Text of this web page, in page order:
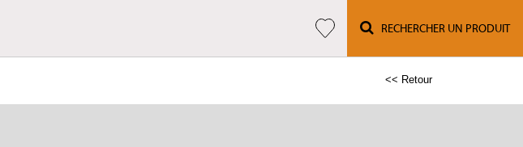
RECHERCHER UN PRODUIT
<< Retour